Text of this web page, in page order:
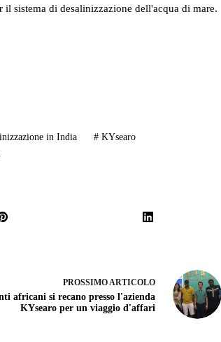
sistema di desalinizzazione dell'acqua di mare.
in India # KYsearo
PROSSIMO ARTICOLO
africani si recano presso l'azienda
KYsearo per un viaggio d'affari